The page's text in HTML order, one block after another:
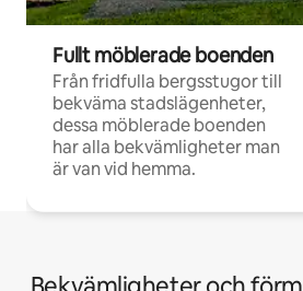
Fullt möblerade boenden
Från fridfulla bergsstugor till
bekväma stadslägenheter,
dessa möblerade boenden
har alla bekvämligheter man
är van vid hemma.